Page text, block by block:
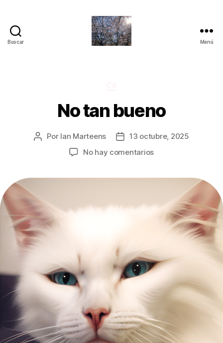
Buscar Menú
No tan bueno
Autor
Por Ian Marteens
Fecha13 octubre, 2025
No hay comentariosen